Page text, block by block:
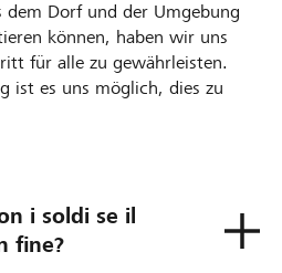
dem Dorf und der Umgebung
können, haben wir uns
für alle zu gewährleisten.
ist es uns möglich, dies zu
i soldi se il
fine?